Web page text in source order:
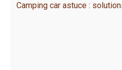
Camping car astuce :